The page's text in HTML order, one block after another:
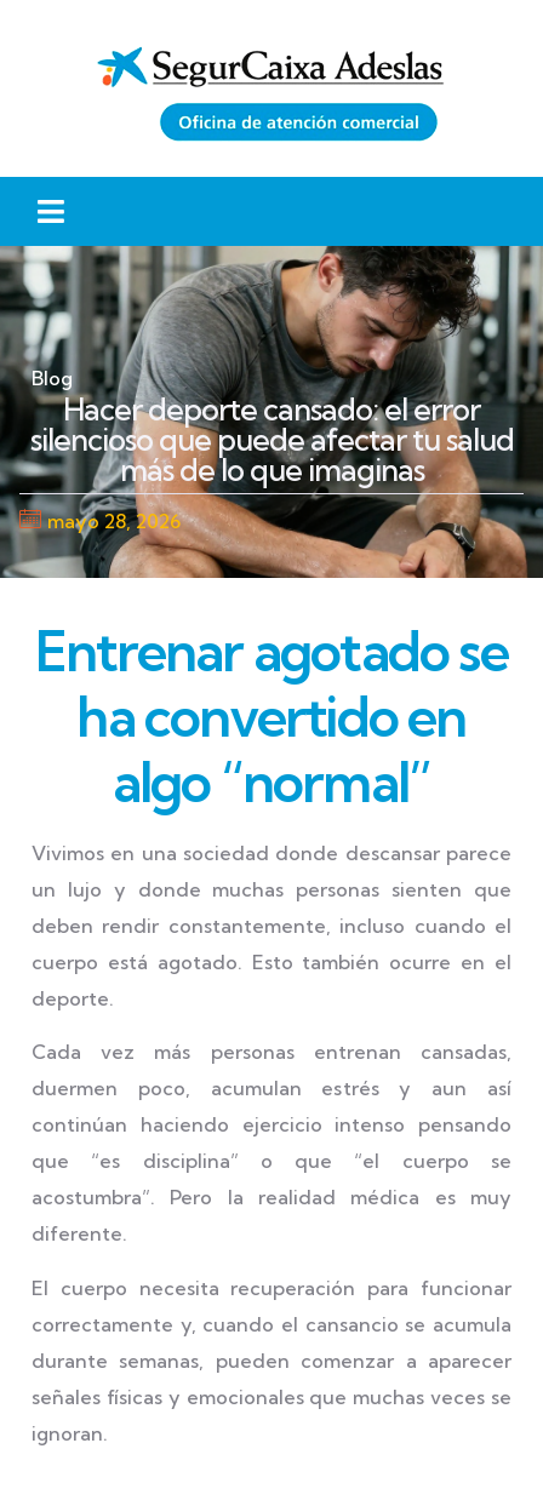
Blog
Hacer deporte cansado: el error
silencioso que puede afectar tu salud
más de lo que imaginas
mayo 28, 2026
Entrenar agotado se
ha convertido en
algo “normal”
Vivimos en una sociedad donde descansar parece
un lujo y donde muchas personas sienten que
deben rendir constantemente, incluso cuando el
cuerpo está agotado. Esto también ocurre en el
deporte.
Cada vez más personas entrenan cansadas,
duermen poco, acumulan estrés y aun así
continúan haciendo ejercicio intenso pensando
que “es disciplina” o que “el cuerpo se
acostumbra”. Pero la realidad médica es muy
diferente.
El cuerpo necesita recuperación para funcionar
correctamente y, cuando el cansancio se acumula
durante semanas, pueden comenzar a aparecer
señales físicas y emocionales que muchas veces se
ignoran.